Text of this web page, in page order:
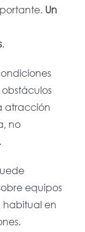
Un
.
atracción
no
equipos
habitual en